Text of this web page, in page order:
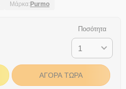
Μάρκα: Purmo
Ποσότητα
ΑΓΟΡΆ ΤΏΡΑ